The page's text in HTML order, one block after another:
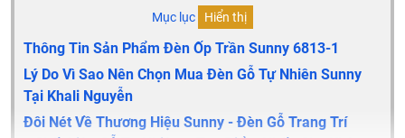
Mục lục Hiển thị
Thông Tin Sản Phẩm Đèn Ốp Trần Sunny 6813-1
Lý Do Vì Sao Nên Chọn Mua Đèn Gỗ Tự Nhiên Sunny
Tại Khali Nguyễn
Đôi Nét Về Thương Hiệu Sunny - Đèn Gỗ Trang Trí